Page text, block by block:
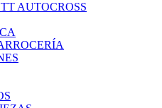
AUTOCROSS